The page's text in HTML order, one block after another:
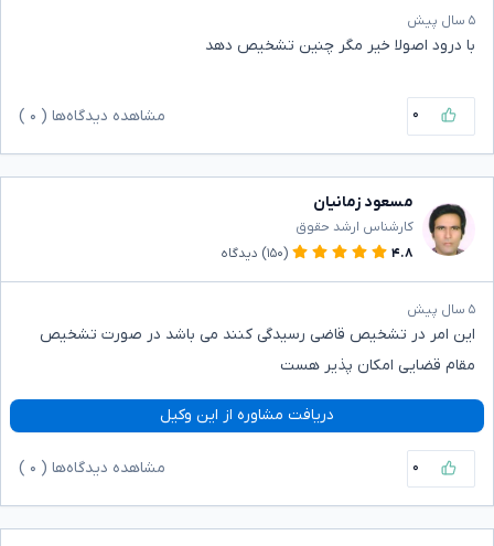
۵ سال پیش
با درود اصولا خیر مگر چنین تشخیص دهد
۰ مشاهده دیدگاه‌ها ( ۰
مسعود زمانیان
کارشناس ارشد حقوق
۴.۸
(۱۵۰) دیدگاه
۵ سال پیش
این امر در تشخیص قاضی رسیدگی کنند می باشد در صورت تشخیص
مقام قضایی امکان پذیر هست
دریافت مشاوره از این وکیل
۰ مشاهده دیدگاه‌ها ( ۰